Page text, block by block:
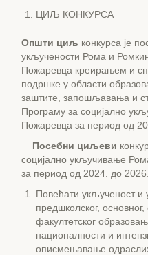
ЦИЉ КОНКУРСА
Општи циљ конкурса је
укључености Рома и
Пожаревца креирањем и
подршке у области
заштите, запошљавања и
Програму за социјално
Пожаревца за период од
Посебни циљеви
социјално укључивање
за период од 2024. до
Повећати укљученост и
предшколског,
факултетског
националности и
описмењавање